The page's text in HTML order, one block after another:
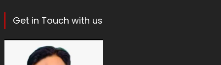
Get in Touch with us